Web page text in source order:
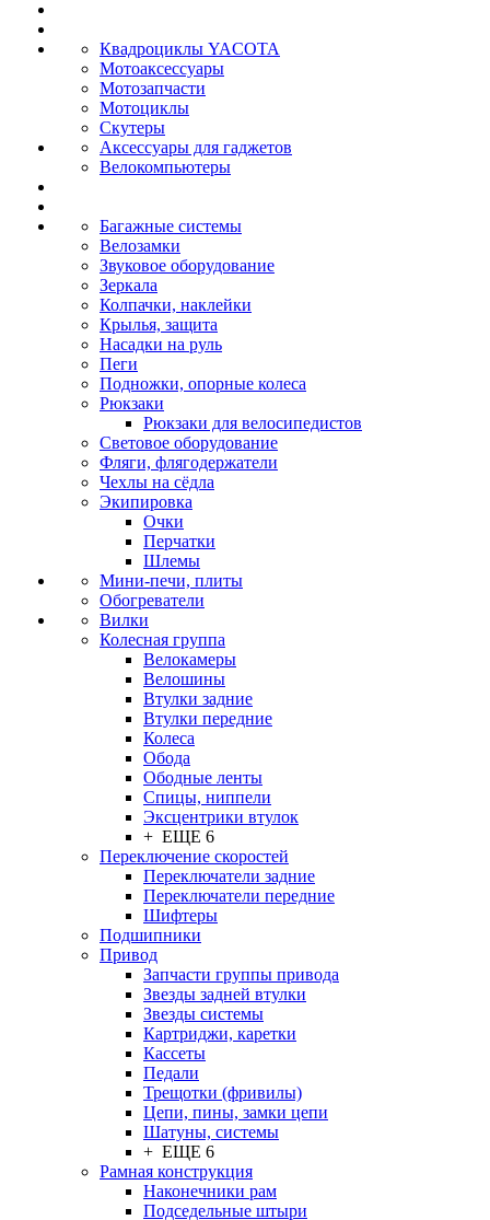
Квадроциклы YACOTA
Мотоаксессуары
Мотозапчасти
Мотоциклы
Скутеры
Аксессуары для гаджетов
Велокомпьютеры
Багажные системы
Велозамки
Звуковое оборудование
Зеркала
Колпачки, наклейки
Крылья, защита
Насадки на руль
Пеги
Подножки, опорные колеса
Рюкзаки
Рюкзаки для велосипедистов
Световое оборудование
Фляги, флягодержатели
Чехлы на сёдла
Экипировка
Очки
Перчатки
Шлемы
Мини-печи, плиты
Обогреватели
Вилки
Колесная группа
Велокамеры
Велошины
Втулки задние
Втулки передние
Колеса
Обода
Ободные ленты
Спицы, ниппели
Эксцентрики втулок
+ ЕЩЕ 6
Переключение скоростей
Переключатели задние
Переключатели передние
Шифтеры
Подшипники
Привод
Запчасти группы привода
Звезды задней втулки
Звезды системы
Картриджи, каретки
Кассеты
Педали
Трещотки (фривилы)
Цепи, пины, замки цепи
Шатуны, системы
+ ЕЩЕ 6
Рамная конструкция
Наконечники рам
Подседельные штыри